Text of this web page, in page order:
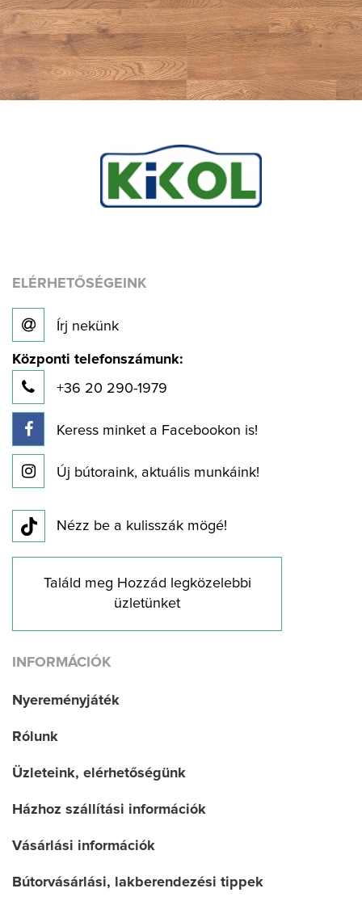
ELÉRHETŐSÉGEINK
Írj nekünk
Központi telefonszámunk:
+36 20 290-1979
Keress minket a Facebookon is!
Új bútoraink, aktuális munkáink!
Nézz be a kulisszák mögé!
Találd meg Hozzád legközelebbi
üzletünket
INFORMÁCIÓK
Nyereményjáték
Rólunk
Üzleteink, elérhetőségünk
Házhoz szállítási információk
Vásárlási információk
Bútorvásárlási, lakberendezési tippek